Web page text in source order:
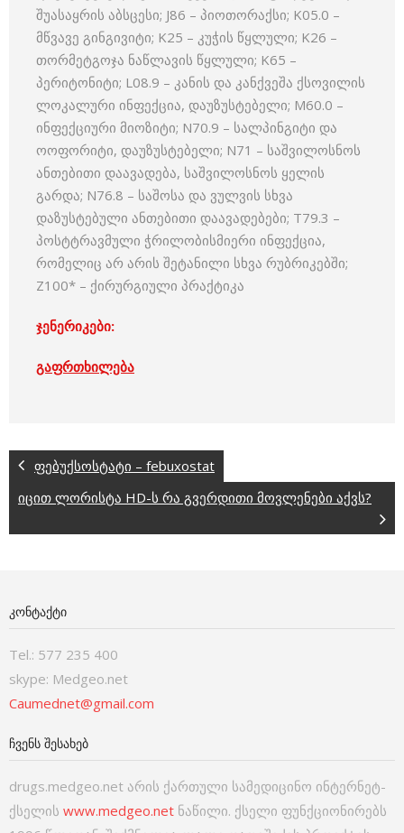
შუასაყრის აბსცესი; J86 – პიოთორაქსი; K05.0 –
მწვავე გინგივიტი; K25 – კუჭის წყლული; K26 –
თორმეტგოჯა ნაწლავის წყლული; K65 –
პერიტონიტი; L08.9 – კანის და კანქვეშა ქსოვილის
ლოკალური ინფექცია, დაუზუსტებელი; M60.0 –
ინფექციური მიოზიტი; N70.9 – სალპინგიტი და
ოოფორიტი, დაუზუსტებელი; N71 – საშვილოსნოს
ანთებითი დაავადება, საშვილოსნოს ყელის
გარდა; N76.8 – საშოსა და ვულვის სხვა
დაზუსტებული ანთებითი დაავადებები; T79.3 –
პოსტტრავმული ჭრილობისმიერი ინფექცია,
რომელიც არ არის შეტანილი სხვა რუბრიკებში;
Z100* – ქირურგიული პრაქტიკა
ჯენერიკები:
გაფრთხილება
ფებუქსოსტატი – febuxostat
იცით ლორისტა НD-ს რა გვერდითი მოვლენები აქვს?
ᲙᲝᲜᲢᲐᲥᲢᲘ
Tel.: 577 235 400
skype: Medgeo.net
Caumednet@gmail.com
ᲩᲕᲔᲜᲡ ᲨᲔᲡᲐᲮᲔᲑ
drugs.medgeo.net არის ქართული სამედიცინო ინტერნეტ-
ქსელის www.medgeo.net ნაწილი. ქსელი ფუნქციონირებს